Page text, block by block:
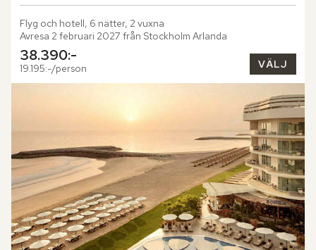
Flyg och hotell, 6 nätter, 2 vuxna
Avresa 2 februari 2027 från Stockholm Arlanda
38.390:-
19.195:-/person VÄLJ